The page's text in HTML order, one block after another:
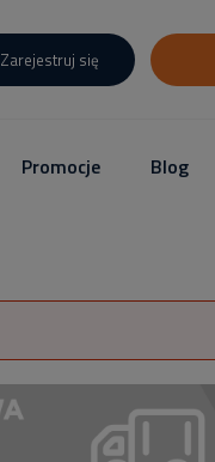
Zarejestruj się
Promocje Blog